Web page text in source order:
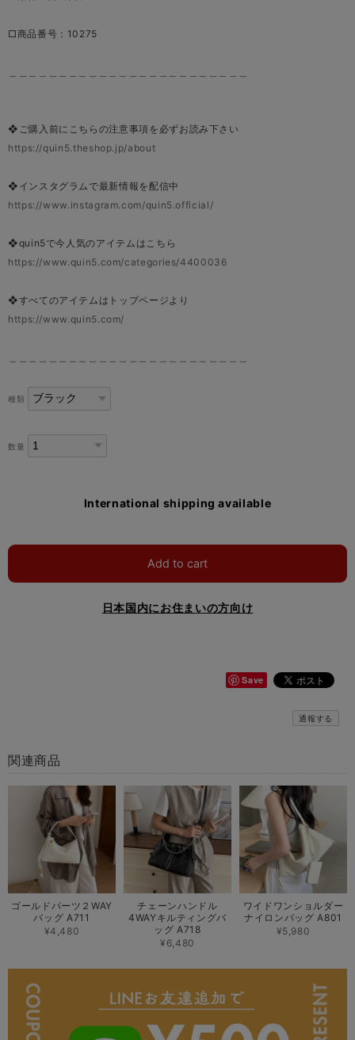
□商品番号：10275
❖ご購入前にこちらの注意事項を必ずお読み下さい
https://quin5.theshop.jp/about
❖インスタグラムで最新情報を配信中
https://www.instagram.com/quin5.official/
❖quin5で今人気のアイテムはこちら
https://www.quin5.com/categories/4400036
❖すべてのアイテムはトップページより
https://www.quin5.com/
種類
数量
International shipping available
Add to cart
日本国内にお住まいの方向け
Save
通報する
関連商品
ゴールドパーツ２WAY
バッグ A711
¥4,480
チェーンハンドル
4WAYキルティングバ
ッグ A718
¥6,480
ワイドワンショルダー
ナイロンバッグ A801
¥5,980